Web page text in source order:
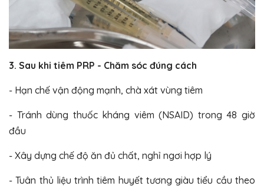
3. Sau khi tiêm PRP - Chăm sóc đúng cách
- Hạn chế vận động mạnh, chà xát vùng tiêm
- Tránh dùng thuốc kháng viêm (NSAID) trong 48 giờ
đầu
- Xây dựng chế độ ăn đủ chất, nghỉ ngơi hợp lý
- Tuân thủ liệu trình tiêm huyết tương giàu tiểu cầu theo